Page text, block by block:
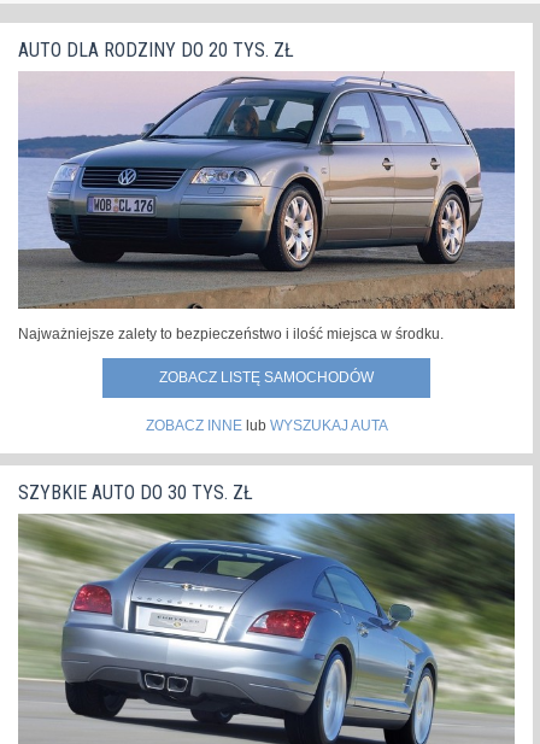
AUTO DLA RODZINY DO 20 TYS. ZŁ
Najważniejsze zalety to bezpieczeństwo i ilość miejsca w środku.
ZOBACZ LISTĘ SAMOCHODÓW
ZOBACZ INNElub WYSZUKAJ AUTA
SZYBKIE AUTO DO 30 TYS. ZŁ